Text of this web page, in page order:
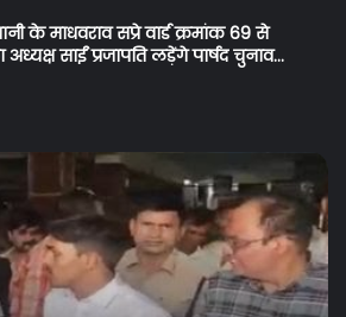
के माधवराव सप्रे वार्ड क्रमांक 69 से
साईं प्रजापति लड़ेंगे पार्षद चुनाव…
के
को